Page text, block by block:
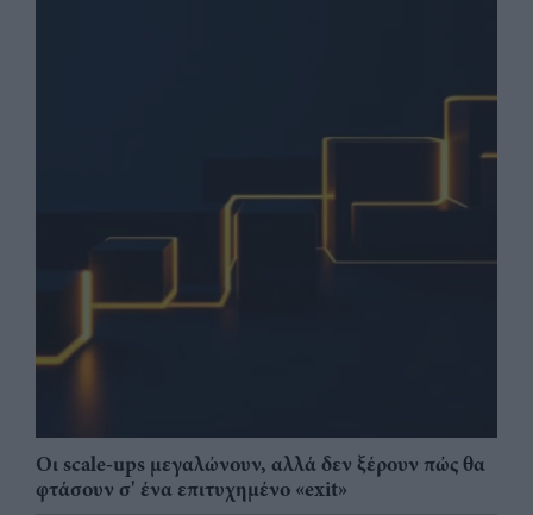
Οι scale-ups μεγαλώνουν, αλλά δεν ξέρουν πώς θα
φτάσουν σ' ένα επιτυχημένο «exit»